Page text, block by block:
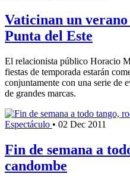
Vaticinan un verano
Punta del Este
El relacionista público Horacio
fiestas de temporada estarán
conjuntamente con una serie de
de grandes marcas.
Espectáculo • 02 Dec 2011
Fin de semana a
candombe